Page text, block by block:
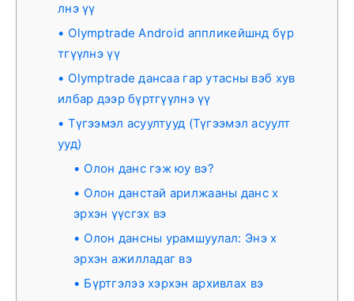
лнэ үү
Olymptrade Android аппликейшнд бүр
тгүүлнэ үү
Olymptrade дансаа гар утасны вэб хув
илбар дээр бүртгүүлнэ үү
Түгээмэл асуултууд (Түгээмэл асуулт
ууд)
Олон данс гэж юу вэ?
Олон данстай арилжааны данс х
эрхэн үүсгэх вэ
Олон дансны урамшуулал: Энэ х
эрхэн ажилладаг вэ
Бүртгэлээ хэрхэн архивлах вэ